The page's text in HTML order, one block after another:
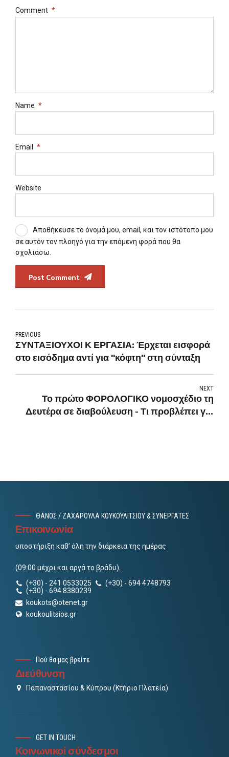
Comment *
Name *
Email *
Website
Αποθήκευσε το όνομά μου, email, και τον ιστότοπο μου
σε αυτόν τον πλοηγό για την επόμενη φορά που θα
σχολιάσω.
Post Comment
PREVIOUS
ΣΥΝΤΑΞΙΟΥΧΟΙ Κ ΕΡΓΑΣΙΑ: Έρχεται εισφορά
στο εισόδημα αντί για "κόφτη" στη σύνταξη
NEXT
Το πρώτο ΦΟΡΟΛΟΓΙΚΟ νομοσχέδιο τη
Δευτέρα σε διαβούλευση - Τι προβλέπει για
ΘΑΝΟΣ / ΖΑΧΑΡΟΥΛΑ ΚΟΥΚΟΥΛΙΤΣΙΟΥ & ΣΥΝΕΡΓΑΤΕΣ
Επικοινωνία
υποστήριξη καθ’ όλη την διάρκεια της ημέρας
(09:00 μέχρι και αργά το βράδυ).
(+30) - 241 0533025
(+30) - 694 4748793
(+30) - 694 8380239
koukots@otenet.gr
koukoulitsios.gr
Πού θα μας βρείτε
Διεύθυνση
Παπαναστασίου & Κύπρου (Κτήριο Πλατεία)
GET IN TOUCH
Κοινωνικοί σύνδεσμοι